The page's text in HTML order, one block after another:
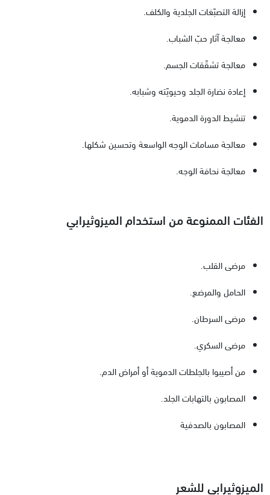
إزالة التصبّغات الجلدية والكلف.
معالجة آثار حبّ الشباب.
معالجة تشقّقات الجسم.
إعادة نضارة الجلد وحيويّته وشبابه.
تنشيط الدورة الدموية.
معالجة مسامات الوجه الواسعة وتحسين شكلها.
معالجة نحافة الوجه.
الفئات الممنوعة من استخدام الميزوثيرابي
مرضى القلب.
الحامل والمرضع.
مرضى السرطان.
مرضى السكري.
من أصيبوا بالجلطات الدموية أو أمراض الدم.
المصابون بالتهابات الجلد.
المصابون بالصدفية
الميزوثيرابي للشعر